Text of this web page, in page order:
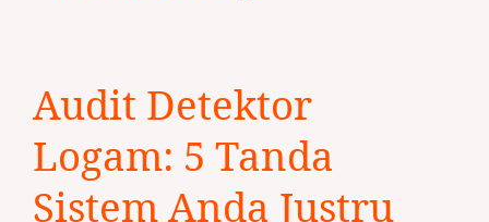
Audit Detektor
Logam: 5 Tanda
Sistem Anda Justru
Detektor
Tanda
Sistem